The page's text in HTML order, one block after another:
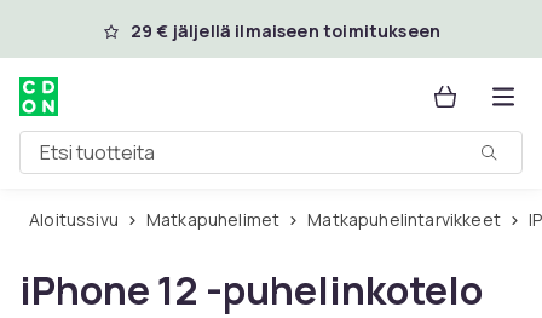
Ohita ja siirry pääsisältöön
29 € jäljellä ilmaiseen toimitukseen
Etsi tuotteita
Aloitussivu Matkapuhelimet Matkapuhelintarvikkeet
iPhone 12 -puhelinkotelo